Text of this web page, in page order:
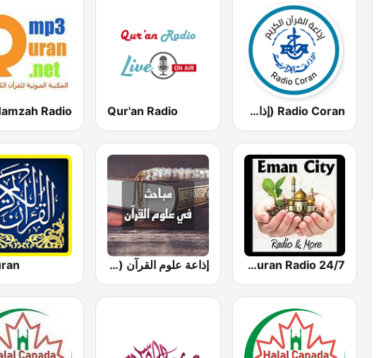
Radio Coran (إذاعة القرآن الكريم) Qur'an Radio
Eman City Quran Radio 24/7 إذاعة علوم القرآن (مباحث في علوم القرآن)